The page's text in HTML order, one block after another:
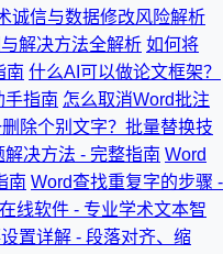
诚信与数据修改风险解析
解决方法全解析 如何将
南 什么AI可以做论文框架？
手指南 怎么取消Word批注
除个别文字？批量替换技
决方法 - 完整指南 Word
南 Word查找重复字的步骤 -
线软件 - 专业学术文本智
置详解 - 段落对齐、缩